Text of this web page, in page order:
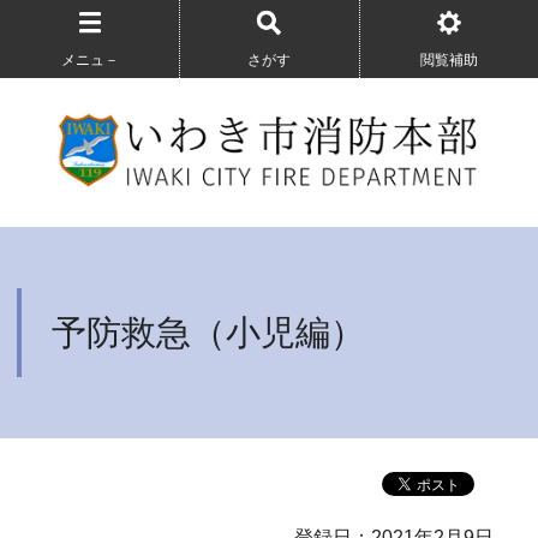
メニュ－ さがす 閲覧補助
予防救急（小児編）